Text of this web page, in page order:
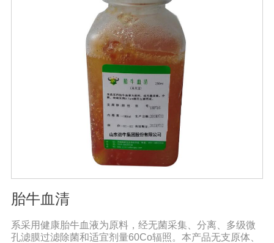
胎牛血清
系采用健康胎牛血液为原料，经无菌采集、分离、多级微
孔滤膜过滤除菌和适宜剂量60Co辐照。本产品无支原体、